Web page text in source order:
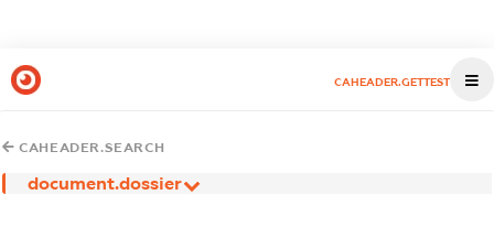
CAHEADER.GETTEST
CAHEADER.SEARCH
document.dossier